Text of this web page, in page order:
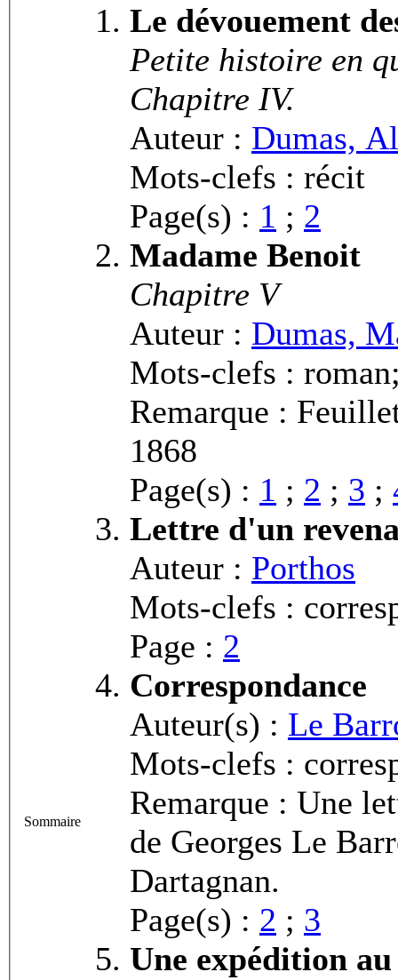
Sommaire
Le dévouement
Petite histoire en
Chapitre IV.
Auteur : Dumas,
Mots-clefs : récit
Page(s) : 1 ; 2
Madame Benoit
Chapitre V
Auteur : Dumas,
Mots-clefs :
Remarque :
1868
Page(s) : 1 ; 2 ; 3 ;
Lettre d'un
Auteur : Porthos
Mots-clefs :
Page : 2
Correspondance
Auteur(s) : Le
Mots-clefs :
Remarque : Une
de Georges Le
Dartagnan.
Page(s) : 2 ; 3
Une expédition